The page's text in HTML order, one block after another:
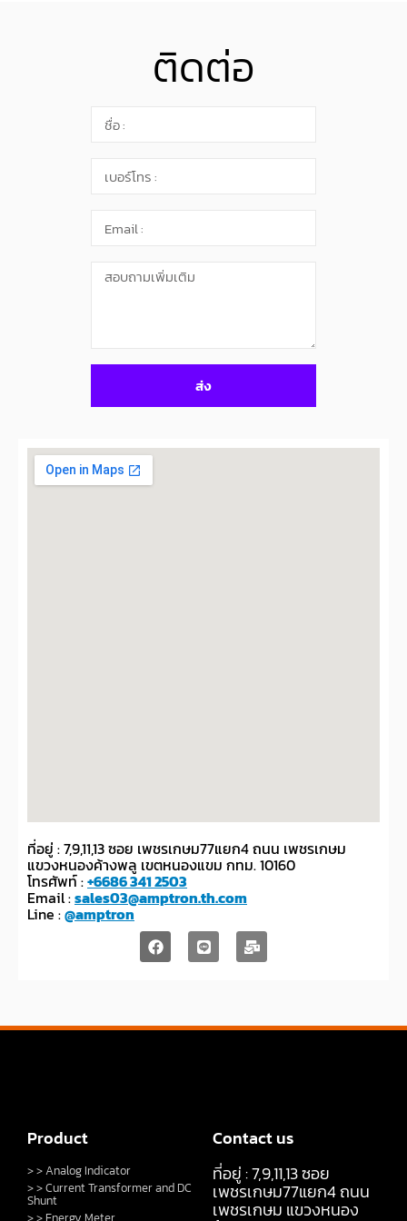
ติดต่อ
ส่ง
ที่อยู่ : 7,9,11,13 ซอย เพชรเกษม77แยก4 ถนน เพชรเกษม
แขวงหนองค้างพลู เขตหนองแขม กทม. 10160
โทรศัพท์ :+6686 341 2503
Email :sales03@amptron.th.com
Line :@amptron
Product
> > Analog Indicator
> > Current Transformer and DC
Shunt
Contact us
ที่อยู่ : 7,9,11,13 ซอย
เพชรเกษม77แยก4 ถนน
เพชรเกษม แขวงหนอง